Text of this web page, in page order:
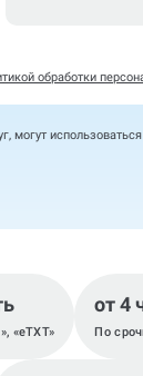
обработки
могут
«eTXT»
от 4
По